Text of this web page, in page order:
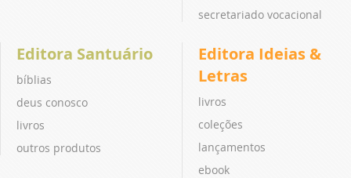
secretariado vocacional
Editora Santuário
bíblias
deus conosco
livros
outros produtos
Editora Ideias &
Letras
livros
coleções
lançamentos
ebook